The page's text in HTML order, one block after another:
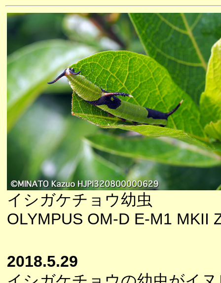
イシガケチョウ幼虫
OLYMPUS OM-D E-M1 MKII
2018.5.29